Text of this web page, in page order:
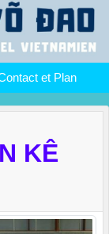
et Plan
KÊ